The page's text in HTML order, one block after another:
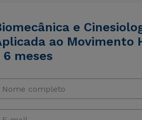
e
ao Movimento
meses
Nome completo